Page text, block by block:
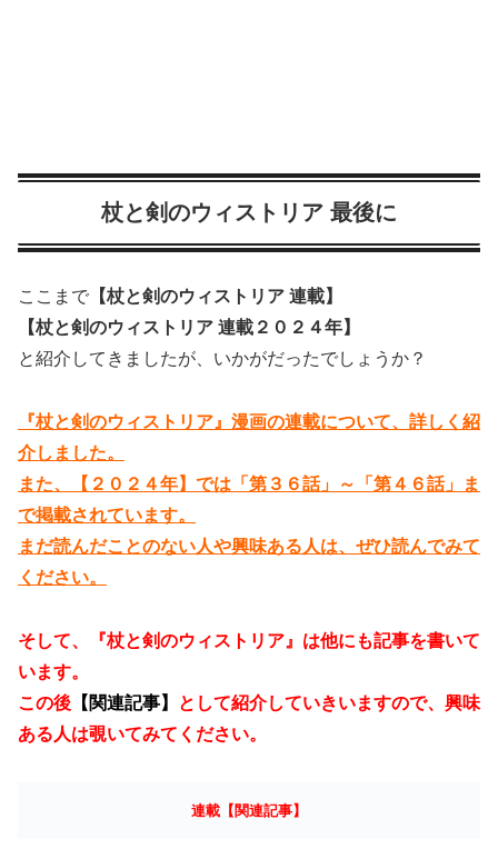
杖と剣のウィストリア 最後に
ここまで 【杖と剣のウィストリア 連載】
【杖と剣のウィストリア 連載２０２４年】
と紹介してきましたが、いかがだったでしょうか？
『杖と剣のウィストリア』漫画の連載について、詳しく紹
介しました。
また、【２０２４年】では「第３６話」～「第４６話」ま
で掲載されています。
まだ読んだことのない人や興味ある人は、ぜひ読んでみて
ください。
そして、『杖と剣のウィストリア』は他にも記事を書いて
います。
この後 【関連記事】
として紹介していきいますので、興味
ある人は覗いてみてください。
連載【関連記事】